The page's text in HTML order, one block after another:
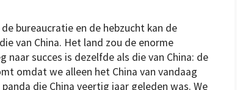
bureaucratie en de hebzucht kan de
van China. Het land zou de enorme
naar succes is dezelfde als die van China: de
omdat we alleen het China van vandaag
die China veertig jaar geleden was. We